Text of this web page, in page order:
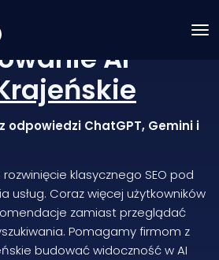
AI
odpowiedzi ChatGPT, Gemini i
klasycznego SEO pod
usług. Coraz więcej użytkowników
zamiast przeglądać
Pomagamy firmom z
budować widoczność w AI